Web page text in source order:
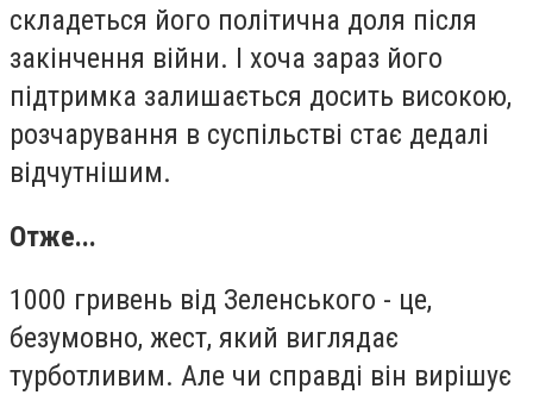
складеться його політична доля після
закінчення війни. І хоча зараз його
підтримка залишається досить високою,
розчарування в суспільстві стає дедалі
відчутнішим.
Отже...
1000 гривень від Зеленського - це,
безумовно, жест, який виглядає
турботливим. Але чи справді він вирішує